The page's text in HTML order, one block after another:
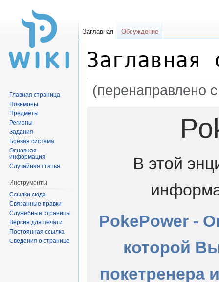
Заглавная
(перенаправлено
В этой
PokePower -
которой
покетренера
Заглавная Обсуждение
Главная страница
Покемоны
Предметы
Регионы
Задания
Боевая система
Основная
информация
Случайная статья
Инструменты
Ссылки сюда
Связанные правки
Служебные страницы
Версия для печати
Постоянная ссылка
Сведения о странице